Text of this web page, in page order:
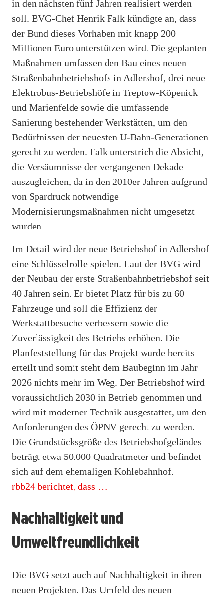
in den nächsten fünf Jahren realisiert werden
soll. BVG-Chef Henrik Falk kündigte an, dass
der Bund dieses Vorhaben mit knapp 200
Millionen Euro unterstützen wird. Die geplanten
Maßnahmen umfassen den Bau eines neuen
Straßenbahnbetriebshofs in Adlershof, drei neue
Elektrobus-Betriebshöfe in Treptow-Köpenick
und Marienfelde sowie die umfassende
Sanierung bestehender Werkstätten, um den
Bedürfnissen der neuesten U-Bahn-Generationen
gerecht zu werden. Falk unterstrich die Absicht,
die Versäumnisse der vergangenen Dekade
auszugleichen, da in den 2010er Jahren aufgrund
von Spardruck notwendige
Modernisierungsmaßnahmen nicht umgesetzt
wurden.
Im Detail wird der neue Betriebshof in Adlershof
eine Schlüsselrolle spielen. Laut der BVG wird
der Neubau der erste Straßenbahnbetriebshof seit
40 Jahren sein. Er bietet Platz für bis zu 60
Fahrzeuge und soll die Effizienz der
Werkstattbesuche verbessern sowie die
Zuverlässigkeit des Betriebs erhöhen. Die
Planfeststellung für das Projekt wurde bereits
erteilt und somit steht dem Baubeginn im Jahr
2026 nichts mehr im Weg. Der Betriebshof wird
voraussichtlich 2030 in Betrieb genommen und
wird mit moderner Technik ausgestattet, um den
Anforderungen des ÖPNV gerecht zu werden.
Die Grundstücksgröße des Betriebshofgeländes
beträgt etwa 50.000 Quadratmeter und befindet
sich auf dem ehemaligen Kohlebahnhof.
rbb24 berichtet, dass …
Nachhaltigkeit und
Umweltfreundlichkeit
Die BVG setzt auch auf Nachhaltigkeit in ihren
neuen Projekten. Das Umfeld des neuen